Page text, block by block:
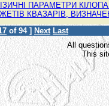
ПАРАМЕТРИ
КВАЗАРІВ,
of 94 ] Next Last
All
This